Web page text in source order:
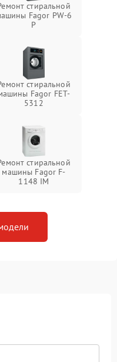
стиральной
Fagor PW-6
P
стиральной
Fagor FET-
5312
стиральной
машины Fagor F-
1148 IM